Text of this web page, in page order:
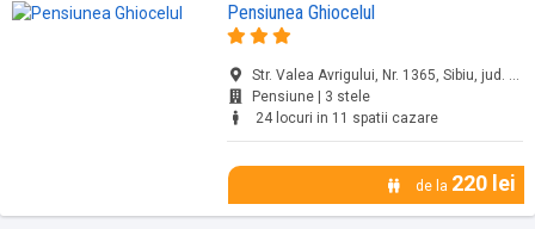
Pensiunea Ghiocelul
Str. Valea Avrigului, Nr. 1365, Sibiu, jud. Sibiu
Pensiune | 3 stele
24 locuri in 11 spatii cazare
de la 220 lei